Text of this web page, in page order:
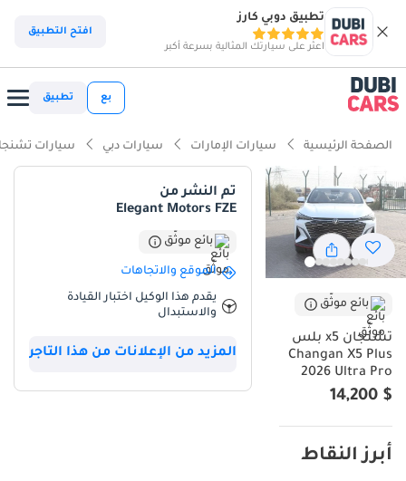
تطبيق دوبي كارز
اعثر على سيارتك المثالية بسرعة أكبر
افتح التطبيق
بع تطبيق
الصفحة الرئيسية سيارات الإمارات سيارات دبي سيارات
بائع موثّق
تشنجان x5 بلس
Changan X5 Plus
2026 Ultra Pro
$ 14,200
أبرز النقاط
تم النشر من
Elegant Motors FZE
بائع موثّق
الموقع والاتجاهات
يقدم هذا الوكيل اختبار القيادة
والاستبدال
المزيد من الإعلانات من هذا التاجر